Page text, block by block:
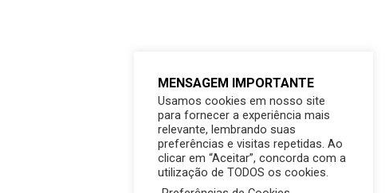
MENSAGEM IMPORTANTE
Usamos cookies em nosso site
para fornecer a experiência mais
relevante, lembrando suas
preferências e visitas repetidas. Ao
clicar em “Aceitar”, concorda com a
utilização de TODOS os cookies.